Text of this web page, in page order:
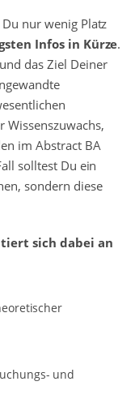
nur wenig Platz
Infos in Kürze.
das Ziel Deiner
Wissenszuwachs,
im Abstract BA
solltest Du ein
sondern diese
sich dabei an
und